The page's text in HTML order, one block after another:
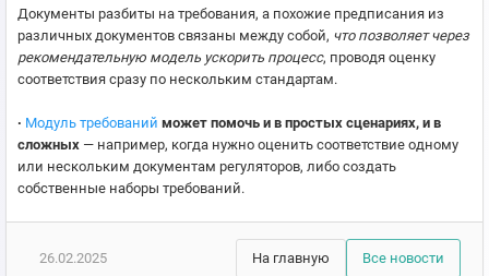
Документы разбиты на требования, а похожие предписания из
различных документов связаны между собой, что позволяет через
рекомендательную модель ускорить процесс, проводя оценку
соответствия сразу по нескольким стандартам.
∙ Модуль требований может помочь и в простых сценариях, и в
сложных — например, когда нужно оценить соответствие одному
или нескольким документам регуляторов, либо создать
собственные наборы требований.
26.02.2025 На главную Все новости